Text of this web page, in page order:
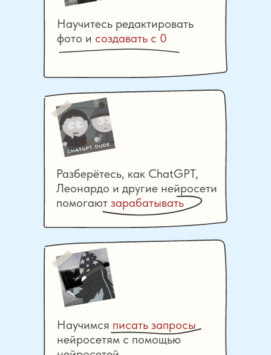
Научитесь редактировать
фото и создавать с 0
Разберётесь, как СhatGPT,
Леонардо и другие нейросети
помогают зарабатывать
Научимся писать запросы
нейросетям с помощью